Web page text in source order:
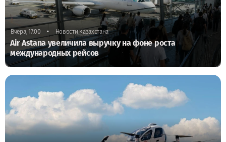
Вчера, 17:00 • Новости Казахстана
Air Astana увеличила выручку на фоне роста
международных рейсов